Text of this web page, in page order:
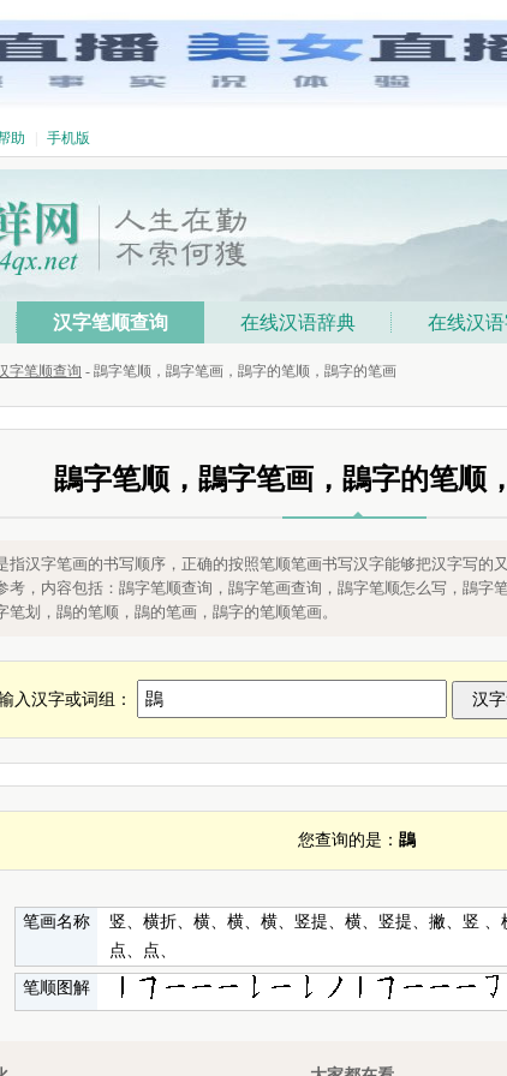
助 手机版
汉字笔顺查询 在线汉语辞典 在线汉
字笔顺查询 - 鵾字笔顺，鵾字笔画，鵾字的笔顺，鵾字的笔画
鵾字笔顺，鵾字笔画，鵾字的笔顺
指汉字笔画的书写顺序，正确的按照笔顺笔画书写汉字能够把汉字写的
考，内容包括：鵾字笔顺查询，鵾字笔画查询，鵾字笔顺怎么写，鵾字
笔划，鵾的笔顺，鵾的笔画，鵾字的笔顺笔画。
入汉字或词组：
您查询的是： 鵾
笔画名称
竖、横折、横、横、横、竖提、横、竖提、撇、竖 、
点、点、
笔顺图解